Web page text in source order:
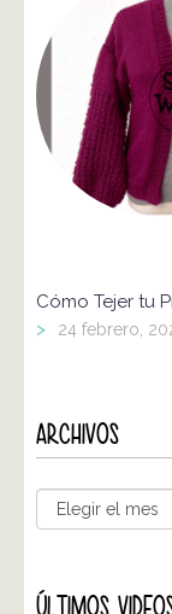
Cómo Tejer tu
> 24 febrero,
ARCHIVOS
ÚLTIMOS